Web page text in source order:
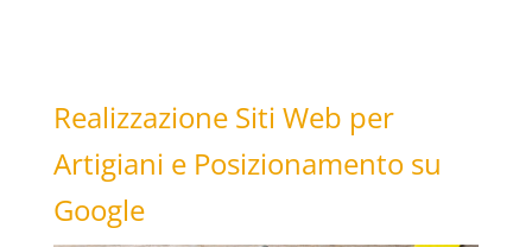
Realizzazione Siti Web per
Artigiani e Posizionamento su
Google